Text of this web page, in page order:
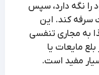
را نگه دارد، سپس
سرفه کند. این
به مجاری تنفسی
مایعات یا
مفید است.